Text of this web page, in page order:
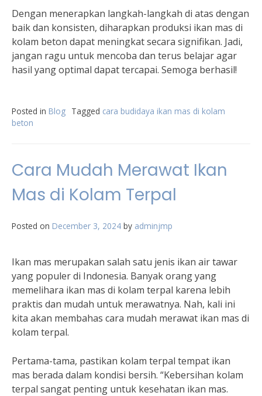
Dengan menerapkan langkah-langkah di atas dengan
baik dan konsisten, diharapkan produksi ikan mas di
kolam beton dapat meningkat secara signifikan. Jadi,
jangan ragu untuk mencoba dan terus belajar agar
hasil yang optimal dapat tercapai. Semoga berhasil!
Posted in Blog Tagged cara budidaya ikan mas di kolam
beton
Cara Mudah Merawat Ikan
Mas di Kolam Terpal
Posted on December 3, 2024 by adminjmp
Ikan mas merupakan salah satu jenis ikan air tawar
yang populer di Indonesia. Banyak orang yang
memelihara ikan mas di kolam terpal karena lebih
praktis dan mudah untuk merawatnya. Nah, kali ini
kita akan membahas cara mudah merawat ikan mas di
kolam terpal.
Pertama-tama, pastikan kolam terpal tempat ikan
mas berada dalam kondisi bersih. “Kebersihan kolam
terpal sangat penting untuk kesehatan ikan mas.